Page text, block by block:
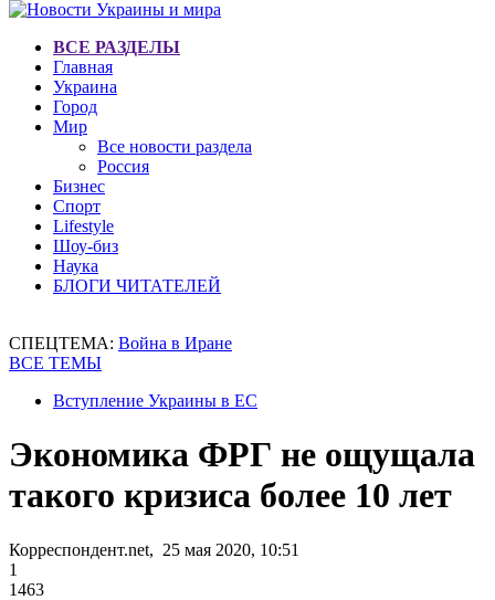
ВСЕ РАЗДЕЛЫ
Главная
Украина
Город
Мир
Все новости раздела
Россия
Бизнес
Спорт
Lifestyle
Шоу-биз
Наука
БЛОГИ ЧИТАТЕЛЕЙ
СПЕЦТЕМА: Война в Иране
ВСЕ ТЕМЫ
Вступление Украины в ЕС
Экономика ФРГ не ощущала
такого кризиса более 10 лет
Корреспондент.net, 25 мая 2020, 10:51
1
1463